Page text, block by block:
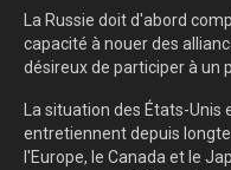
La Russie doit d'abord
capacité à nouer des
désireux de participer à un
La situation des États-Unis
entretiennent depuis
l'Europe, le Canada et le